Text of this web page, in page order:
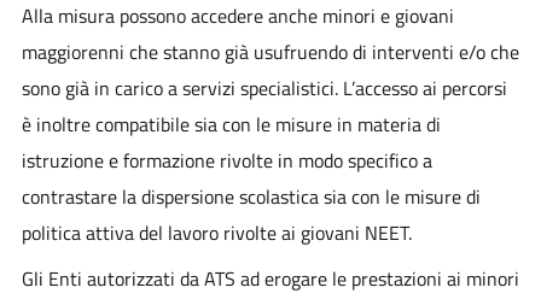
Alla misura possono accedere anche minori e giovani
maggiorenni che stanno già usufruendo di interventi e/o che
sono già in carico a servizi specialistici. L’accesso ai percorsi
è inoltre compatibile sia con le misure in materia di
istruzione e formazione rivolte in modo specifico a
contrastare la dispersione scolastica sia con le misure di
politica attiva del lavoro rivolte ai giovani NEET.
Gli Enti autorizzati da ATS ad erogare le prestazioni ai minori